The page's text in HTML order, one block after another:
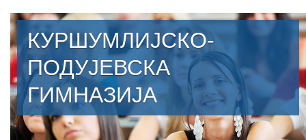
КУРШУМЛИЈСКО-
ПОДУЈЕВСКА
ГИМНАЗИЈА